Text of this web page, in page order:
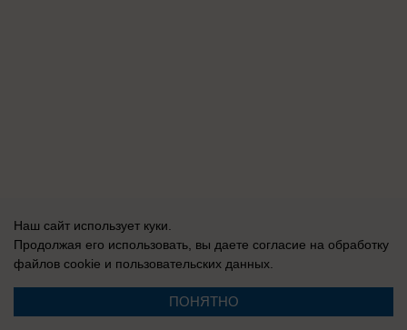
Наш сайт использует куки.
Продолжая его использовать, вы даете согласие на обработку
файлов cookie и пользовательских данных.
ПОНЯТНО